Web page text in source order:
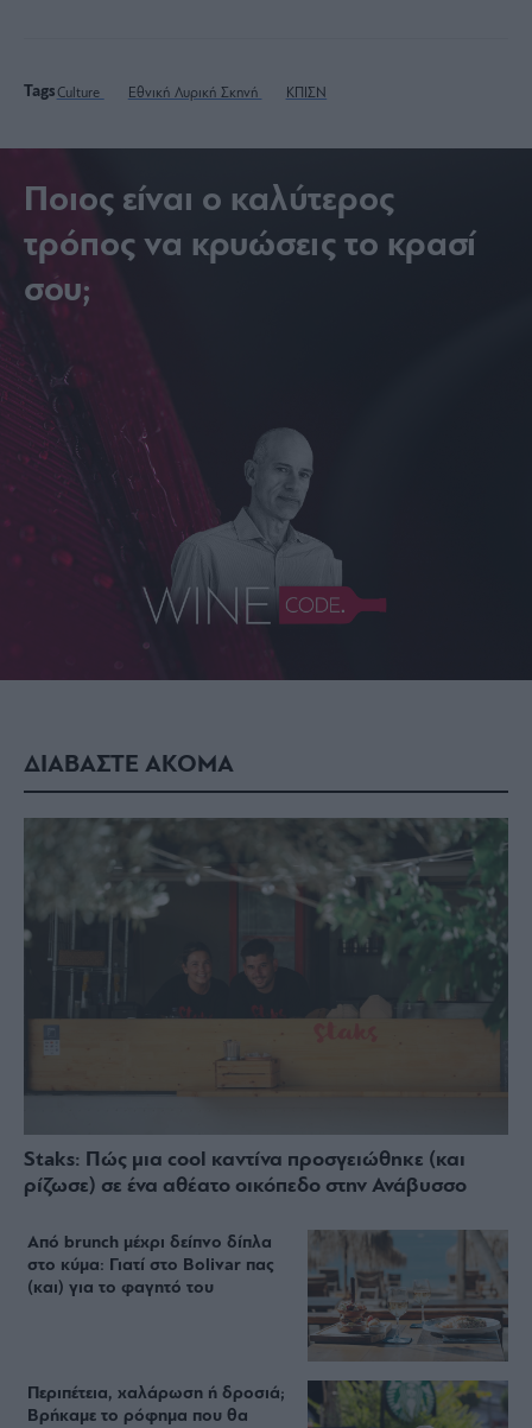
Tags Culture Εθνική Λυρική Σκηνή ΚΠΙΣΝ
Ποιος είναι ο καλύτερος
τρόπος να κρυώσεις το κρασί
σου;
ΔΙΑΒΑΣΤΕ ΑΚΟΜΑ
Staks: Πώς μια cool καντίνα προσγειώθηκε (και
ρίζωσε) σε ένα αθέατο οικόπεδο στην Ανάβυσσο
Από brunch μέχρι δείπνο δίπλα
στο κύμα: Γιατί στο Bolivar πας
(και) για το φαγητό του
Περιπέτεια, χαλάρωση ή δροσιά;
Βρήκαμε το ρόφημα που θα